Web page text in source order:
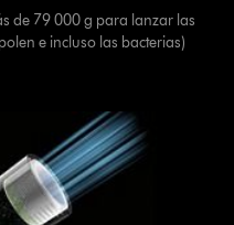
de 79 000 g para lanzar las
e incluso las bacterias)